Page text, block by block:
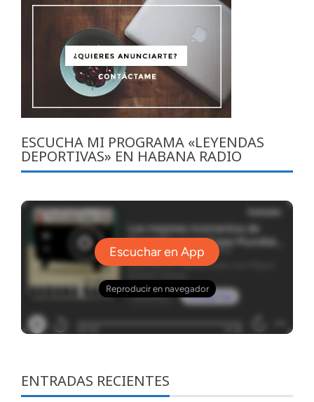
ESCUCHA MI PROGRAMA «LEYENDAS
DEPORTIVAS» EN HABANA RADIO
ENTRADAS RECIENTES